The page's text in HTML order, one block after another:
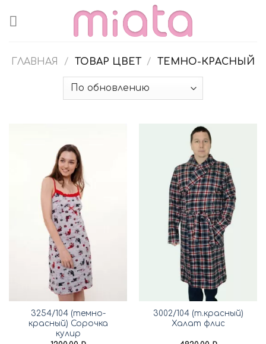
ГЛАВНАЯ / ТОВАР ЦВЕТ / ТЕМНО-КРАСНЫЙ
3254/104 (темно-
красный) Сорочка
кулир
3002/104 (т.красный)
Халат флис